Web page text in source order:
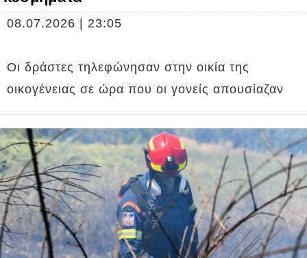
08.07.2026 | 23:05
Οι δράστες τηλεφώνησαν στην οικία της
οικογένειας σε ώρα που οι γονείς απουσίαζαν